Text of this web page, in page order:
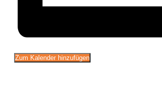
Zum Kalender hinzufügen